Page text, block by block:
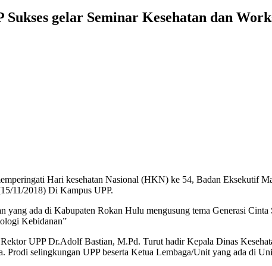
gelar Seminar Kesehatan dan
Hari kesehatan Nasional (HKN) ke 54, Badan Eksekutif
11/2018) Di Kampus UPP.
yang ada di Kabupaten Rokan Hulu mengusung tema Generasi
Kebidanan”
UPP Dr.Adolf Bastian, M.Pd. Turut hadir Kepala Dinas
selingkungan UPP beserta Ketua Lembaga/Unit yang ada di